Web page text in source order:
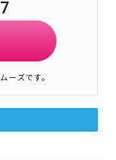
ーズです。